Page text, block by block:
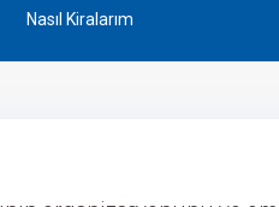
Nasıl Kiralarım